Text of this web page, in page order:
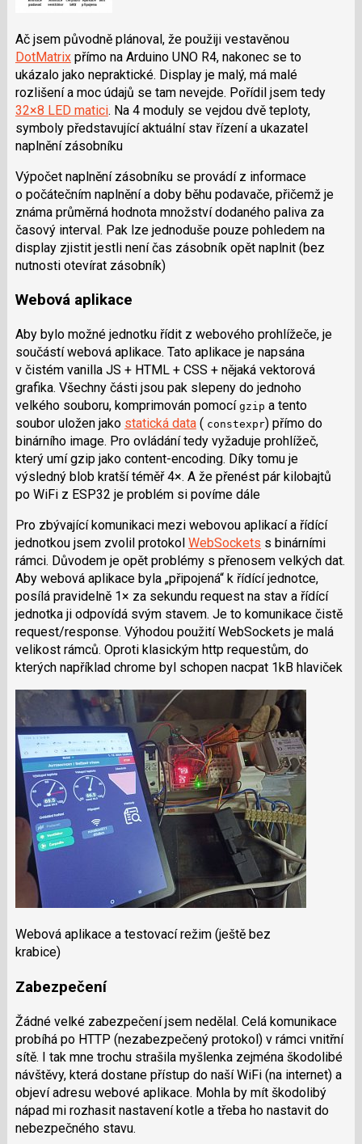
Ač jsem původně plánoval, že použiji vestavěnou
DotMatrixpřímo na Arduino UNO R4, nakonec se to
ukázalo jako nepraktické. Display je malý, má malé
rozlišení a moc údajů se tam nevejde. Pořídil jsem tedy
32×8 LED matici. Na 4 moduly se vejdou dvě teploty,
symboly představující aktuální stav řízení a ukazatel
naplnění zásobníku
Výpočet naplnění zásobníku se provádí z informace
o počátečním naplnění a doby běhu podavače, přičemž je
známa průměrná hodnota množství dodaného paliva za
časový interval. Pak lze jednoduše pouze pohledem na
display zjistit jestli není čas zásobník opět naplnit (bez
nutnosti otevírat zásobník)
Webová aplikace
Aby bylo možné jednotku řídit z webového prohlížeče, je
součástí webová aplikace. Tato aplikace je napsána
v čistém vanilla JS + HTML + CSS + nějaká vektorová
grafika. Všechny části jsou pak slepeny do jednoho
velkého souboru, komprimován pomocí gzip a tento
soubor uložen jako statická data( constexpr) přímo do
binárního image. Pro ovládání tedy vyžaduje prohlížeč,
který umí gzip jako content-encoding. Díky tomu je
výsledný blob kratší téměř 4×. A že přenést pár kilobajtů
po WiFi z ESP32 je problém si povíme dále
Pro zbývající komunikaci mezi webovou aplikací a řídící
jednotkou jsem zvolil protokol WebSockets s binárními
rámci. Důvodem je opět problémy s přenosem velkých dat.
Aby webová aplikace byla „připojená“ k řídící jednotce,
posílá pravidelně 1× za sekundu request na stav a řídící
jednotka ji odpovídá svým stavem. Je to komunikace čistě
request/response. Výhodou použití WebSockets je malá
velikost rámců. Oproti klasickým http requestům, do
kterých například chrome byl schopen nacpat 1kB hlaviček
Webová aplikace a testovací režim (ještě bez
krabice)
Zabezpečení
Žádné velké zabezpečení jsem nedělal. Celá komunikace
probíhá po HTTP (nezabezpečený protokol) v rámci vnitřní
sítě. I tak mne trochu strašila myšlenka zejména škodolibé
návštěvy, která dostane přístup do naší WiFi (na internet) a
objeví adresu webové aplikace. Mohla by mít škodolibý
nápad mi rozhasit nastavení kotle a třeba ho nastavit do
nebezpečného stavu.